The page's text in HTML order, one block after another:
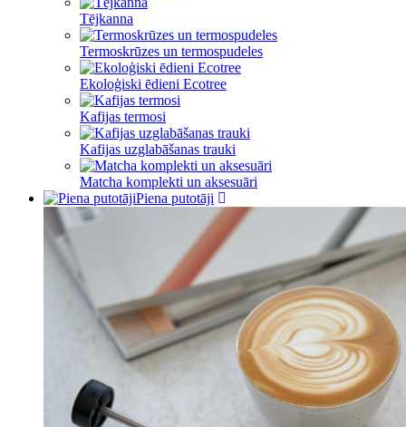
Tējkanna
Termoskrūzes un termospudeles
Ekoloģiski ēdieni Ecotree
Kafijas termosi
Kafijas uzglabāšanas trauki
Matcha komplekti un aksesuāri
Piena putotāji